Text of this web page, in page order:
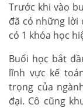
Trước khi vào
đã có những lời
có 1 khóa học
Buổi học bắt
lĩnh vực kế
trọng của
đại. Cô cũng